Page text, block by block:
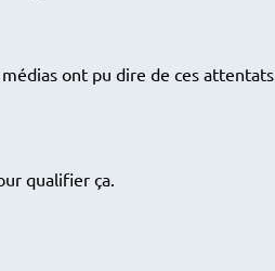
ont pu dire de ces attentats.
qualifier ça.